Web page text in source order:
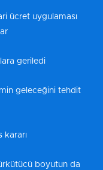
ücret uygulaması
geriledi
geleceğini tehdit
kararı
ürkütücü boyutun da